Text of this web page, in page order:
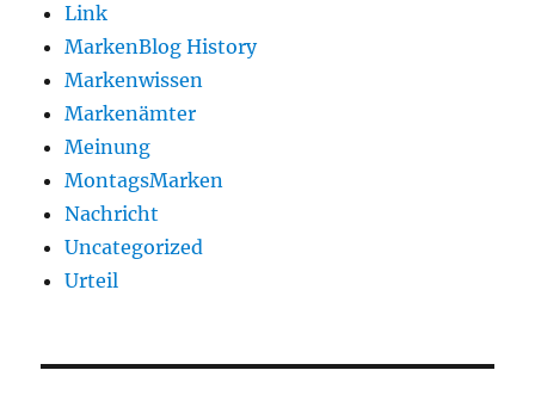
Link
MarkenBlog History
Markenwissen
Markenämter
Meinung
MontagsMarken
Nachricht
Uncategorized
Urteil